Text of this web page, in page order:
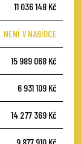
11 036 148 Kč
NENÍ V NABÍDCE
15 989 068 Kč
6 931 109 Kč
14 277 369 Kč